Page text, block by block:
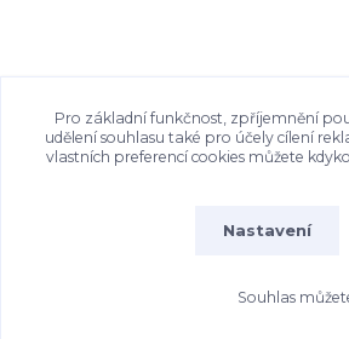
Pro základní funkčnost, zpříjemnění
udělení souhlasu také pro účely cílení
vlastních preferencí cookies můžete
Nastavení
Souhlas